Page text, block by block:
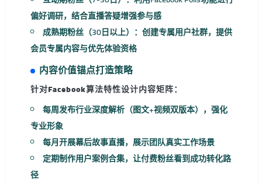
偏好调研，结合直播答疑增强参与感
成熟期粉丝（30日以上）：创建专属用户社群，提供
会员专属内容与优先体验资格
内容价值锚点打造策略
针对Facebook算法特性设计内容矩阵：
每周发布行业深度解析（图文+视频双版本），强化
专业形象
每月开展幕后故事直播，展示团队真实工作场景
定期制作用户案例合集，让付费粉丝看到成功转化路
径